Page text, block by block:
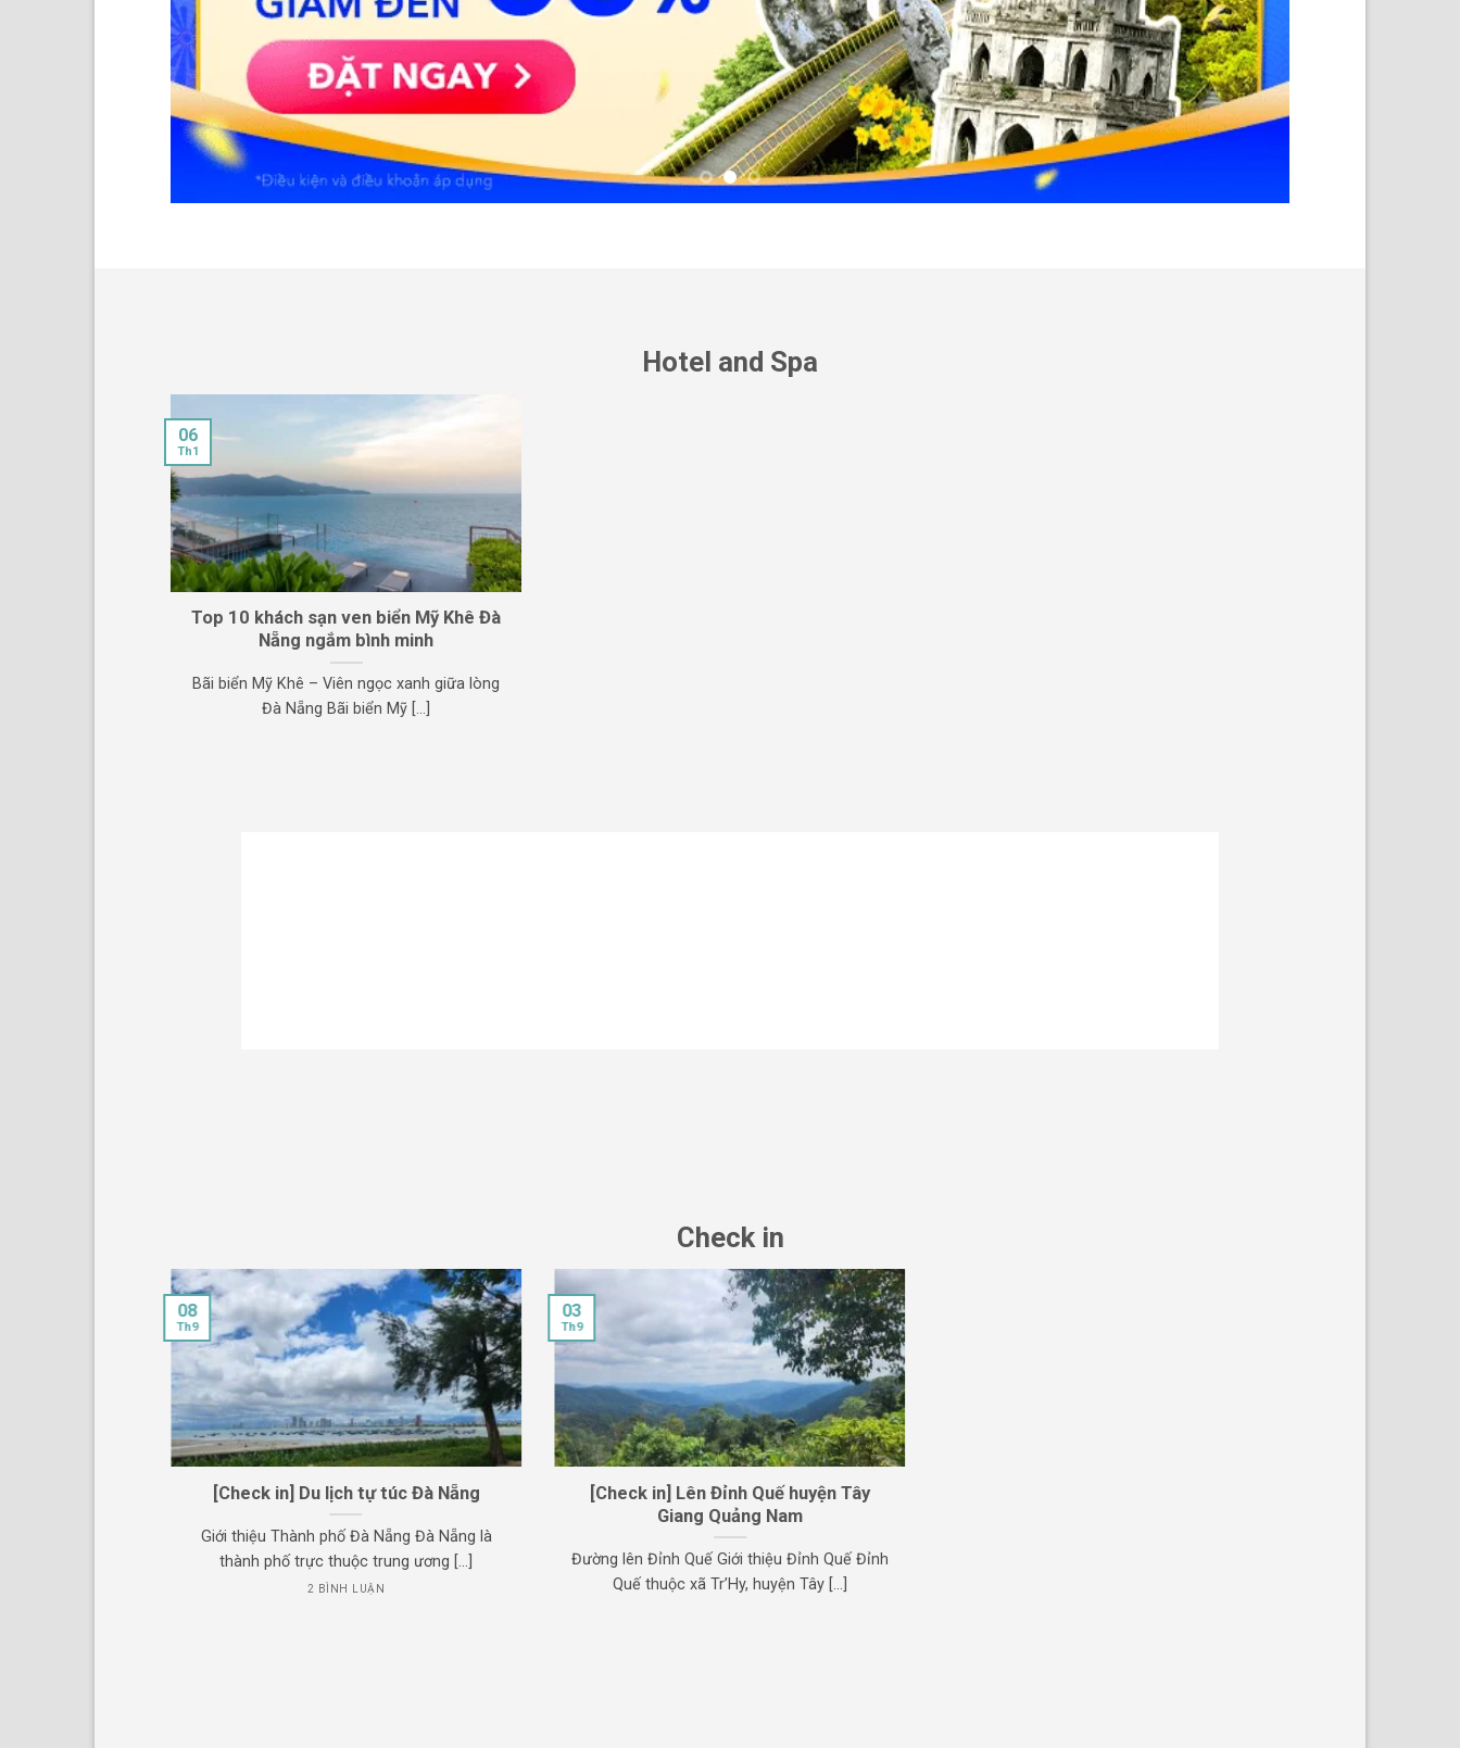
Hotel and Spa
Top 10 khách sạn ven biển Mỹ Khê Đà
Nẵng ngắm bình minh
Bãi biển Mỹ Khê – Viên ngọc xanh giữa lòng
Đà Nẵng Bãi biển Mỹ [...]
06
Th1
Check in
[Check in] Du lịch tự túc Đà Nẵng
Giới thiệu Thành phố Đà Nẵng Đà Nẵng là
thành phố trực thuộc trung ương [...]
2 BÌNH LUẬN
08
Th9
[Check in] Lên Đỉnh Quế huyện Tây
Giang Quảng Nam
Đường lên Đỉnh Quế Giới thiệu Đỉnh Quế Đỉnh
Quế thuộc xã Tr’Hy, huyện Tây [...]
03
Th9